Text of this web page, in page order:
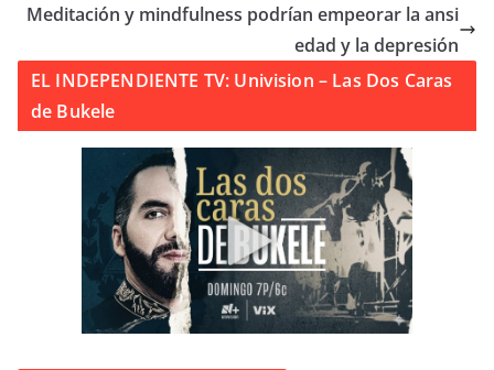
Meditación y mindfulness podrían empeorar la ansi
edad y la depresión
EL INDEPENDIENTE TV: Univision – Las Dos Caras
de Bukele